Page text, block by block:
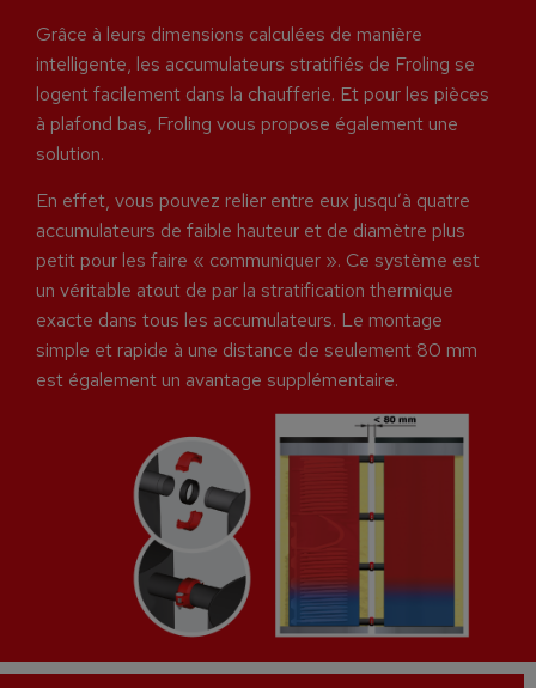
Grâce à leurs dimensions calculées de manière
intelligente, les accumulateurs stratifiés de Froling se
logent facilement dans la chaufferie. Et pour les pièces
à plafond bas, Froling vous propose également une
solution.
En effet, vous pouvez relier entre eux jusqu’à quatre
accumulateurs de faible hauteur et de diamètre plus
petit pour les faire « communiquer ». Ce système est
un véritable atout de par la stratification thermique
exacte dans tous les accumulateurs. Le montage
simple et rapide à une distance de seulement 80 mm
est également un avantage supplémentaire.